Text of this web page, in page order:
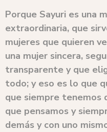
Porque Sayuri es una
extraordinaria, que
mujeres que quieren
una mujer sincera,
transparente y que
todo; y eso es lo que
que siempre tenemos
que pensamos y
demás y con uno